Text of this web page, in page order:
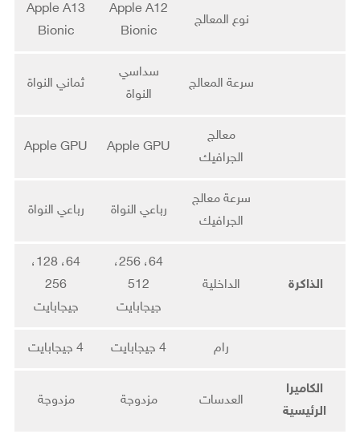
نوع المعالج
Apple A12
Bionic
Apple A13
Bionic
سرعة المعالج
سداسي
النواة
ثماني النواة
معالج
الجرافيك
Apple GPU
Apple GPU
سرعة معالج
الجرافيك
رباعي النواة رباعي النواة
الذاكرة الداخلية
64، 256،
512
جيجابايت
64، 128،
256
جيجابايت
رام 4 جيجابايت 4 جيجابايت
الكاميرا
الرئيسية
العدسات مزدوجة مزدوجة